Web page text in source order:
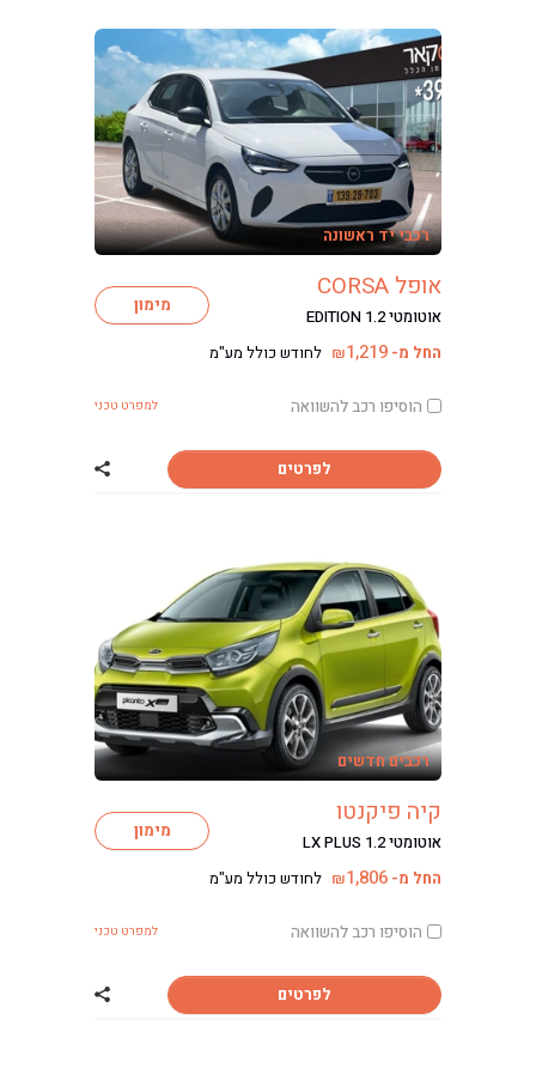
רכבי יד ראשונה
אופל CORSA
אוטומטי EDITION 1.2 מימון
החל מ- ₪1,219 לחודש כולל מע"מ
הוסיפו רכב להשוואה למפרט טכני
לפרטים שתף רכב אופל CORSA
רכבים חדשים
קיה פיקנטו
אוטומטי LX PLUS 1.2 מימון
החל מ- ₪1,806 לחודש כולל מע"מ
הוסיפו רכב להשוואה למפרט טכני
לפרטים שתף רכב קיה